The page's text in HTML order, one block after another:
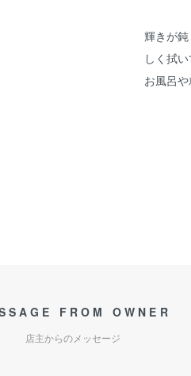
輝きが
しく拭い
お風呂
FROM OWNER
店主からのメッセージ